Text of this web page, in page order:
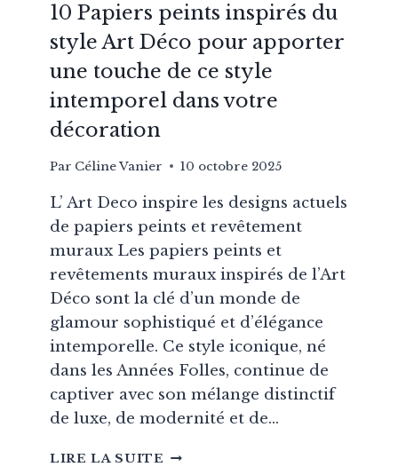
10 Papiers peints inspirés du
style Art Déco pour apporter
une touche de ce style
intemporel dans votre
décoration
Par Céline Vanier 10 octobre 2025
L’ Art Deco inspire les designs actuels
de papiers peints et revêtement
muraux Les papiers peints et
revêtements muraux inspirés de l’Art
Déco sont la clé d’un monde de
glamour sophistiqué et d’élégance
intemporelle. Ce style iconique, né
dans les Années Folles, continue de
captiver avec son mélange distinctif
de luxe, de modernité et de…
LIRE LA SUITE 10